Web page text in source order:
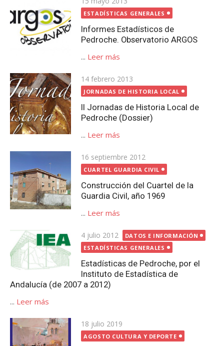
el
ESTADÍSTICAS GENERALES
Informes Estadísticos de
Pedroche. Observatorio ARGOS
... Leer más
Publicada
el
14 febrero 2013
JORNADAS DE HISTORIA LOCAL
II Jornadas de Historia Local de
Pedroche (Dossier)
... Leer más
Publicada
el
16 septiembre 2012
CUARTEL GUARDIA CIVIL
Construcción del Cuartel de la
Guardia Civil, año 1969
... Leer más
Publicada
el
4 julio 2012
DATOS E INFORMACIÓN
ESTADÍSTICAS GENERALES
Estadísticas de Pedroche, por el
Instituto de Estadística de
Andalucía (de 2007 a 2012)
... Leer más
Publicada
el
18 julio 2019
AGOSTO CULTURA Y DEPORTE